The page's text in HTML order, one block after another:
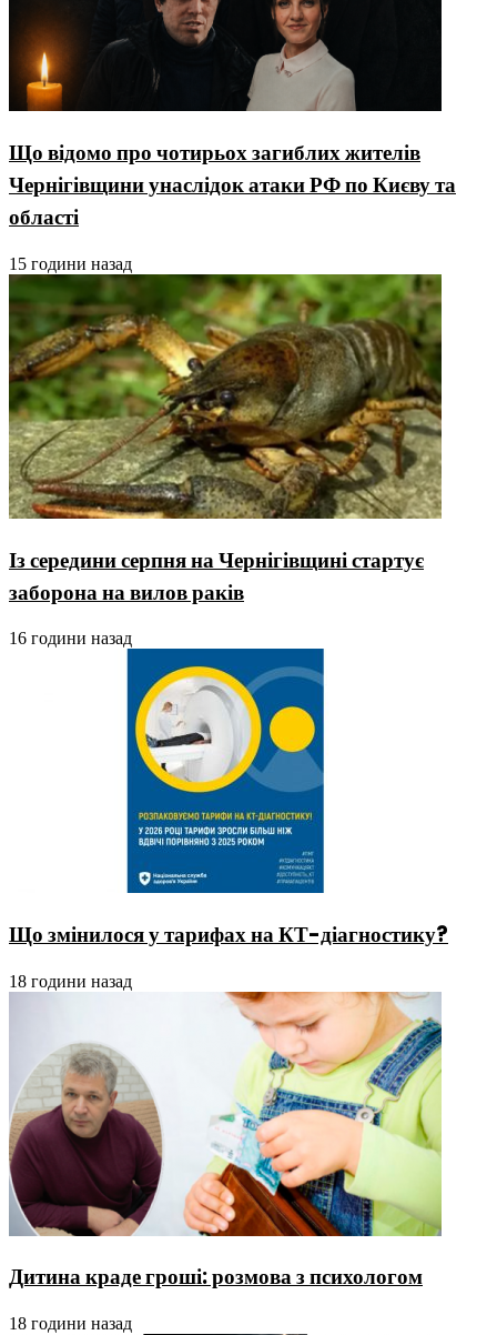
Що відомо про чотирьох загиблих жителів
Чернігівщини унаслідок атаки РФ по Києву та
області
15 години назад
Із середини серпня на Чернігівщині стартує
заборона на вилов раків
16 години назад
Що змінилося у тарифах на КТ-діагностику?
18 години назад
Дитина краде гроші: розмова з психологом
18 години назад